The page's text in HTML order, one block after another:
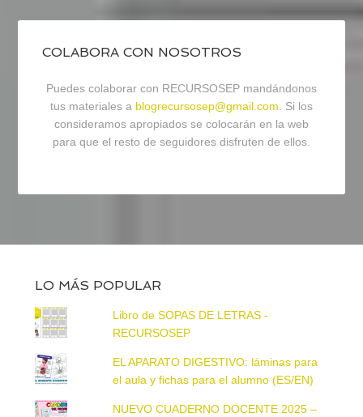
COLABORA CON NOSOTROS
Puedes colaborar con RECURSOSEP mandándonos
tus materiales a blogrecursosep@gmail.com . Si los
consideramos apropiados se colocarán en la web
para que el resto de seguidores disfruten de ellos.
LO MÁS POPULAR
Libro de SOPAS DE LETRAS -
RECURSOSEP
EL APARATO DIGESTIVO: láminas para
el aula y fichas para el alumno (ES/EN)
NUEVO CUADERNO DOCENTE 2025 –